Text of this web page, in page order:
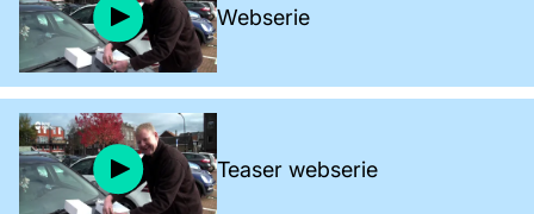
Webserie
Teaser webserie